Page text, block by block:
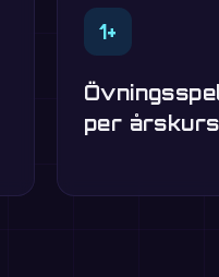
1+
per årskurs